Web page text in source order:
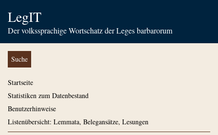
LegIT
Der volkssprachige Wortschatz der Leges barbarorum
Suche
Startseite
Statistiken zum Datenbestand
Benutzerhinweise
Listenübersicht: Lemmata, Belegansätze, Lesungen